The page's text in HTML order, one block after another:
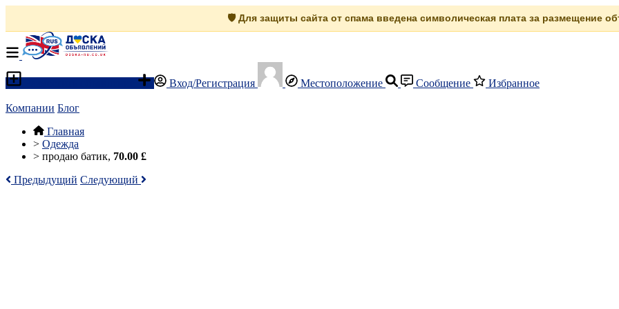
🛡️ Для защиты сайта от спама введена символическая плата за размещение
Вход/Регистрация Местоположение Сообщение Избранное
Компании Блог
Главная
> Одежда
> продаю батик, 70.00 £
Предыдущий Следующий